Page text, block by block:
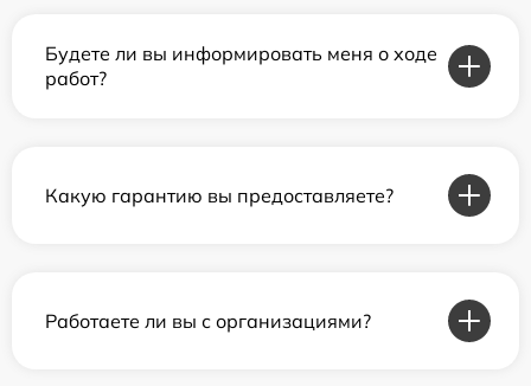
Будете ли вы информировать меня о ходе
работ?
Какую гарантию вы предоставляете?
Работаете ли вы с организациями?